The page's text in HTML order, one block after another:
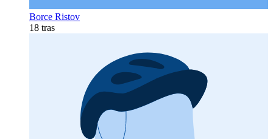
Borce Ristov
18 tras